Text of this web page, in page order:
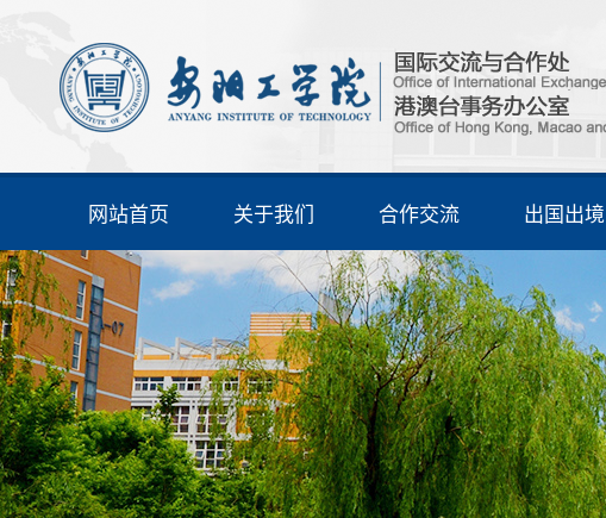
网站首页 关于我们 合作交流 出国出境